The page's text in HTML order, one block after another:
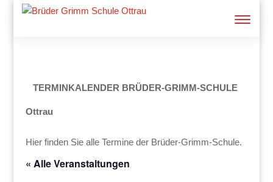
TERMINKALENDER BRÜDER-GRIMM-SCHULE
Ottrau
Hier finden Sie alle Termine der Brüder-Grimm-Schule.
« Alle Veranstaltungen